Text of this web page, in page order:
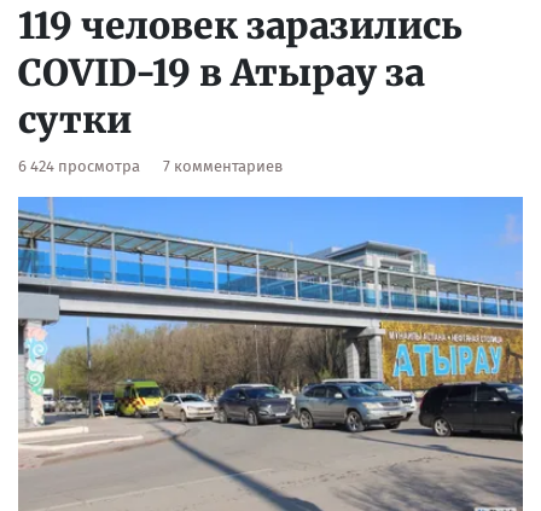
119 человек заразились
COVID-19 в Атырау за
сутки
6 424 просмотра 7 комментариев